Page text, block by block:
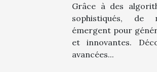
Grâce à des
sophistiqués, de
émergent pour
et innovantes.
avancées...